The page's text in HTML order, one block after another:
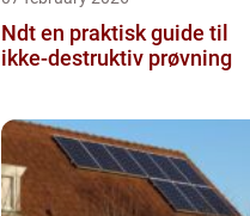
Ndt en praktisk guide til
ikke-destruktiv prøvning